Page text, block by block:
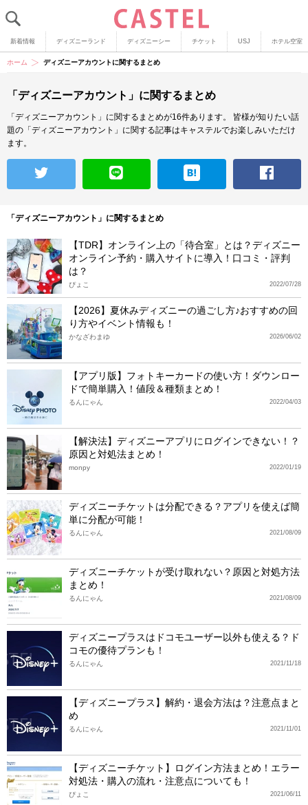
新着情報 ディズニーランド ディズニーシー チケット USJ ホテル空室
ホーム ディズニーアカウントに関するまとめ
「ディズニーアカウント」に関するまとめ
「ディズニーアカウント」に関するまとめが16件あります。
皆様が知りたい話
題の「ディズニーアカウント」に関する記事はキャステルでお楽しみいただけ
ます。
「ディズニーアカウント」に関するまとめ
【TDR】オンライン上の「待合室」とは？ディズニー
オンライン予約・購入サイトに導入！口コミ・評判
は？
2022/07/28
ぴょこ
【2026】夏休みディズニーの過ごし方♪おすすめの回
り方やイベント情報も！
2026/06/02
かなざわまゆ
【アプリ版】フォトキーカードの使い方！ダウンロー
ドで簡単購入！値段＆種類まとめ！
2022/04/03
るんにゃん
【解決法】ディズニーアプリにログインできない！？
原因と対処法まとめ！
2022/01/19
monpy
ディズニーチケットは分配できる？アプリを使えば簡
単に分配が可能！
2021/08/09
るんにゃん
ディズニーチケットが受け取れない？原因と対処方法
まとめ！
2021/08/09
るんにゃん
ディズニープラスはドコモユーザー以外も使える？ド
コモの優待プランも！
2021/11/18
るんにゃん
【ディズニープラス】解約・退会方法は？注意点まと
め
2021/11/01
るんにゃん
【ディズニーチケット】ログイン方法まとめ！エラー
対処法・購入の流れ・注意点についても！
2021/06/11
ぴょこ